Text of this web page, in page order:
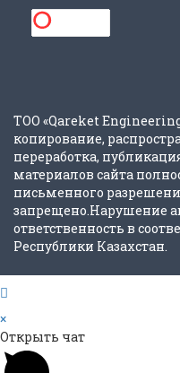
ТОО «Qareket
копирование,
переработка,
материалов сайта
письменного
запрещено.Нарушение
ответственность в
Республики Казахстан.
×
Открыть чат